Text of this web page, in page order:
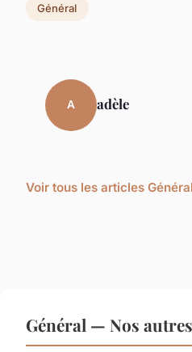
Général
A adèle
Voir tous les articles
Général — Nos